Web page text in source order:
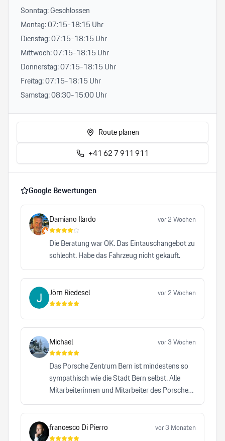
Sonntag: Geschlossen
Montag: 07:15-18:15 Uhr
Dienstag: 07:15-18:15 Uhr
Mittwoch: 07:15-18:15 Uhr
Donnerstag: 07:15-18:15 Uhr
Freitag: 07:15-18:15 Uhr
Samstag: 08:30-15:00 Uhr
Route planen
+41 62 7 911 911
Google Bewertungen
Damiano Ilardo vor 2 Wochen
Die Beratung war OK. Das Eintauschangebot zu
schlecht. Habe das Fahrzeug nicht gekauft.
Jörn Riedesel vor 2 Wochen
Michael vor 3 Wochen
Das Porsche Zentrum Bern ist mindestens so
sympathisch wie die Stadt Bern selbst. Alle
Mitarbeiterinnen und Mitarbeiter des Porsche
Zentrums Bern leisten einen bemerkenswerten
Beitrag dazu, dass die Traditionsmarke Porsche
auf höchstem Niveau repräsentiert wird. Kein
anderes Autohaus, das ich bisher besucht habe,
francesco Di Pierro vor 3 Monaten